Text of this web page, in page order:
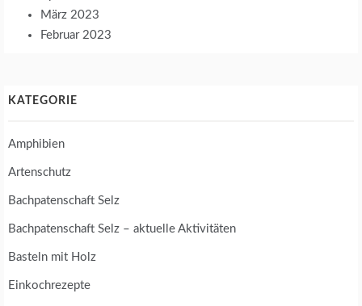
März 2023
Februar 2023
KATEGORIE
Amphibien
Artenschutz
Bachpatenschaft Selz
Bachpatenschaft Selz – aktuelle Aktivitäten
Basteln mit Holz
Einkochrezepte